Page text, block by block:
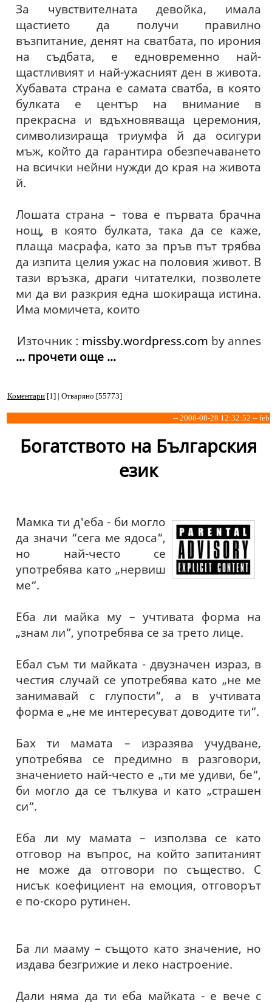
За чувствителната девойка, имала
щастието да получи правилно
възпитание, денят на сватбата, по ирония
на съдбата, е едновременно най-
щастливият и най-ужасният ден в живота.
Хубавата страна е самата сватба, в която
булката е център на внимание в
прекрасна и вдъхновяваща церемония,
символизираща триумфа й да осигури
мъж, който да гарантира обезпечаването
на всички нейни нужди до края на живота
й.
Лошата страна – това е първата брачна
нощ, в която булката, така да се каже,
плаща масрафа, като за пръв път трябва
да изпита целия ужас на половия живот. В
тази връзка, драги читателки, позволете
ми да ви разкрия една шокираща истина.
Има момичета, които
Източник : missby.wordpress.com by annes
... прочети още ...
Коментари [1] | Отваряно [55773]
-- 2008-08-28 12:32:52 -- feb
Богатството на Българския
език
Мамка ти д'еба - би могло
да значи “сега ме ядоса“,
но най-често се
употребява като „нервиш
ме“.
Еба ли майка му – учтивата форма на
„знам ли“, употребява се за трето лице.
Ебал съм ти майката - двузначен израз, в
честия случай се употребява като „не ме
занимавай с глупости“, а в учтивата
форма е „не ме интересуват доводите ти“.
Бах ти мамата – изразява учудване,
употребява се предимно в разговори,
значението най-често е „ти ме удиви, бе“,
би могло да се тълкува и като „страшен
си“.
Еба ли му мамата – използва се като
отговор на въпрос, на който запитаният
не може да отговори по същество. С
нисък коефициент на емоция, отговорът
е по-скоро рутинен.
Ба ли мааму – същото като значение, но
издава безгрижие и леко настроение.
Дали няма да ти еба майката - е вече с